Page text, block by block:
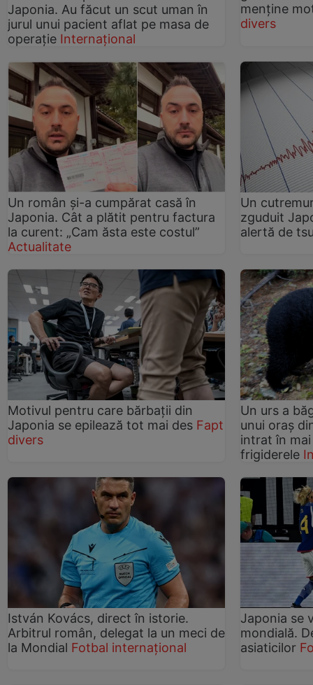
Japonia. Au făcut un scut uman în
jurul unui pacient aflat pe masa de
operație Internațional
menține
divers
Un român și-a cumpărat casă în
Japonia. Cât a plătit pentru factura
la curent: „Cam ăsta este costul”
Actualitate
Un
zguduit
alertă de
Motivul pentru care bărbații din
Japonia se epilează tot mai des Fapt
divers
Un urs a
unui oraș
intrat în
frigiderele
István Kovács, direct în istorie.
Arbitrul român, delegat la un meci de
la Mondial Fotbal internațional
Japonia se
mondială.
asiaticilor